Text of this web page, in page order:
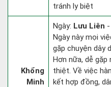
tránh ly biệt
Khổng
Minh
Ngày: Lưu Liên
Ngày này mọi
gặp chuyện dây
Hơn nữa, dễ gặp
thiệt. Về việc
kết hợp đồng,